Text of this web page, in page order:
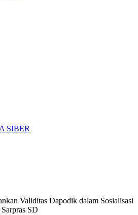
SIBER
Validitas Dapodik dalam Sosialisasi
SD